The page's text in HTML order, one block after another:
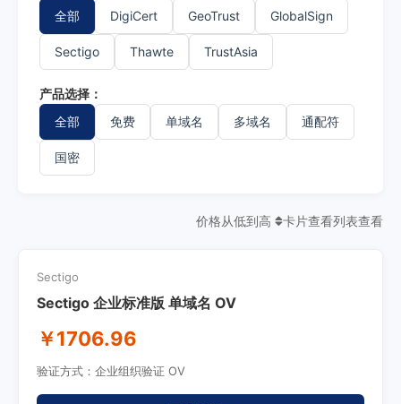
全部
DigiCert GeoTrust GlobalSign
Sectigo Thawte TrustAsia
产品选择：
全部
免费 单域名 多域名 通配符
国密
价格从低到高 卡片查看列表查看
Sectigo
Sectigo 企业标准版 单域名 OV
￥1706.96
验证方式：企业组织验证 OV